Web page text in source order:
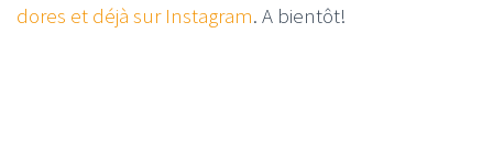
dores et déjà sur Instagram. A bientôt!